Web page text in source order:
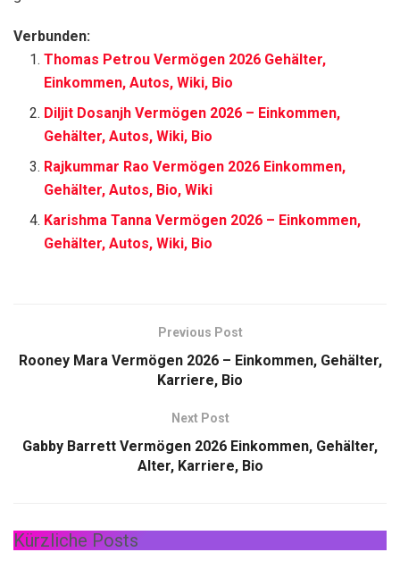
Verbunden:
Thomas Petrou Vermögen 2026 Gehälter,
Einkommen, Autos, Wiki, Bio
Diljit Dosanjh Vermögen 2026 – Einkommen,
Gehälter, Autos, Wiki, Bio
Rajkummar Rao Vermögen 2026 Einkommen,
Gehälter, Autos, Bio, Wiki
Karishma Tanna Vermögen 2026 – Einkommen,
Gehälter, Autos, Wiki, Bio
Previous Post
Rooney Mara Vermögen 2026 – Einkommen, Gehälter,
Karriere, Bio
Next Post
Gabby Barrett Vermögen 2026 Einkommen, Gehälter,
Alter, Karriere, Bio
Kürzliche Posts